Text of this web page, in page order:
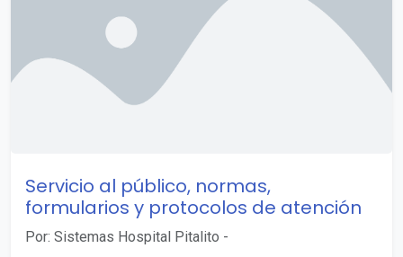
Servicio al público, normas,
formularios y protocolos de atención
Por: Sistemas Hospital Pitalito -